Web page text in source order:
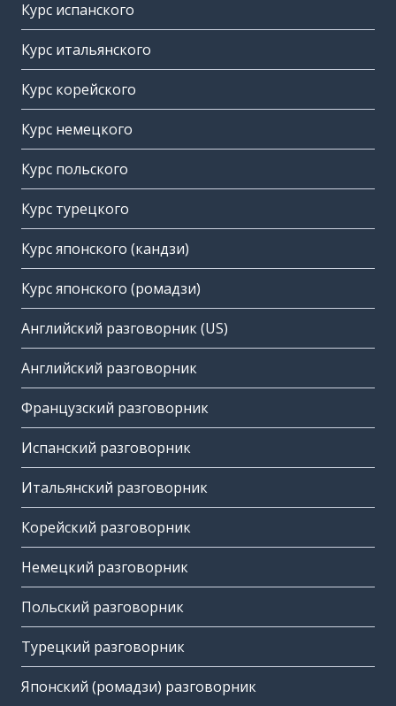
Курс испанского
Курс итальянского
Курс корейского
Курс немецкого
Курс польского
Курс турецкого
Курс японского (кандзи)
Курс японского (ромадзи)
Английский разговорник (US)
Английский разговорник
Французский разговорник
Испанский разговорник
Итальянский разговорник
Корейский разговорник
Немецкий разговорник
Польский разговорник
Турецкий разговорник
Японский (ромадзи) разговорник